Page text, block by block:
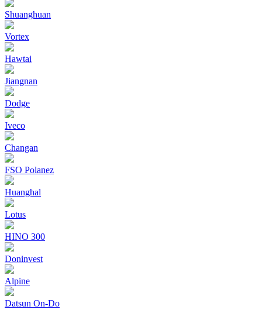
Shuanghuan
Vortex
Hawtai
Jiangnan
Dodge
Iveco
Changan
FSO Polanez
Huanghal
Lotus
HINO 300
Doninvest
Alpine
Datsun On-Do